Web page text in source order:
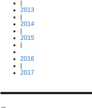
2013
2014
2015
2016
2017